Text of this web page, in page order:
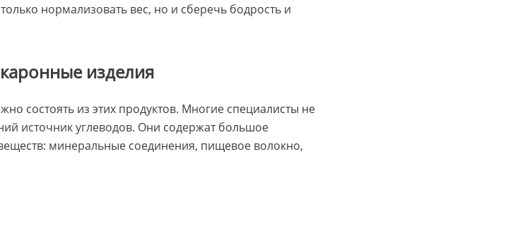
нормализовать вес, но и сберечь бодрость и
изделия
состоять из этих продуктов. Многие специалисты не
источник углеводов. Они содержат большое
минеральные соединения, пищевое волокно,